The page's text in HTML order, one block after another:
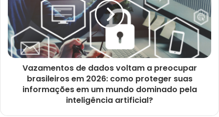
Vazamentos de dados voltam a preocupar
brasileiros em 2026: como proteger suas
informações em um mundo dominado pela
inteligência artificial?